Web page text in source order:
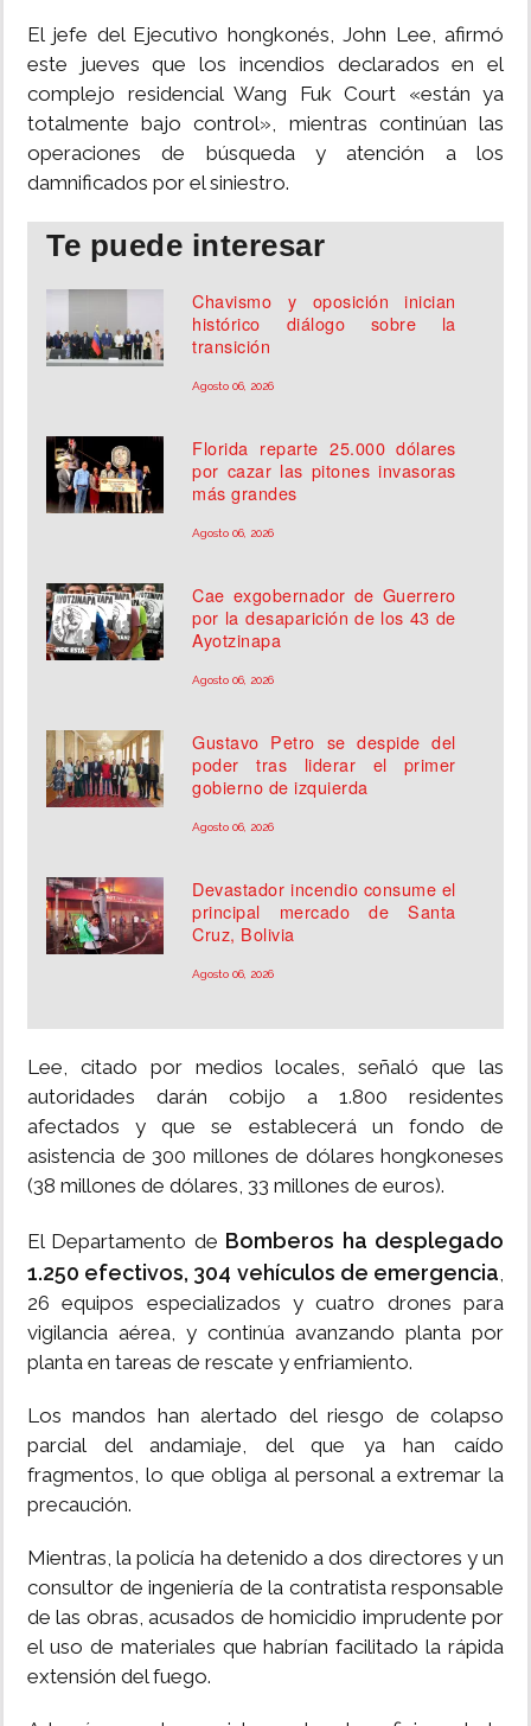
El jefe del Ejecutivo hongkonés, John Lee, afirmó
este jueves que los incendios declarados en el
complejo residencial Wang Fuk Court «están ya
totalmente bajo control», mientras continúan las
operaciones de búsqueda y atención a los
damnificados por el siniestro.
Te puede interesar
Chavismo y oposición inician
histórico diálogo sobre la
transición
Agosto 06, 2026
Florida reparte 25.000 dólares
por cazar las pitones invasoras
más grandes
Agosto 06, 2026
Cae exgobernador de Guerrero
por la desaparición de los 43 de
Ayotzinapa
Agosto 06, 2026
Gustavo Petro se despide del
poder tras liderar el primer
gobierno de izquierda
Agosto 06, 2026
Devastador incendio consume el
principal mercado de Santa
Cruz, Bolivia
Agosto 06, 2026
Lee, citado por medios locales, señaló que las
autoridades darán cobijo a 1.800 residentes
afectados y que se establecerá un fondo de
asistencia de 300 millones de dólares hongkoneses
(38 millones de dólares, 33 millones de euros).
El Departamento de Bomberos ha desplegado
1.250 efectivos, 304 vehículos de emergencia,
26 equipos especializados y cuatro drones para
vigilancia aérea, y continúa avanzando planta por
planta en tareas de rescate y enfriamiento.
Los mandos han alertado del riesgo de colapso
parcial del andamiaje, del que ya han caído
fragmentos, lo que obliga al personal a extremar la
precaución.
Mientras, la policía ha detenido a dos directores y un
consultor de ingeniería de la contratista responsable
de las obras, acusados de homicidio imprudente por
el uso de materiales que habrían facilitado la rápida
extensión del fuego.